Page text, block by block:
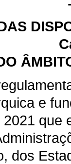
e
2021
dos